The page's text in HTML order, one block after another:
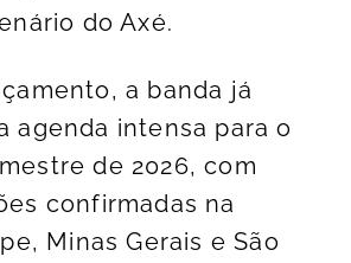
do Axé.
a banda já
agenda intensa para o
de 2026, com
confirmadas na
Minas Gerais e São